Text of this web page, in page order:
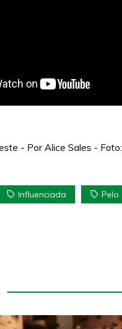
- Por Alice Sales -
Influenciada Pelo